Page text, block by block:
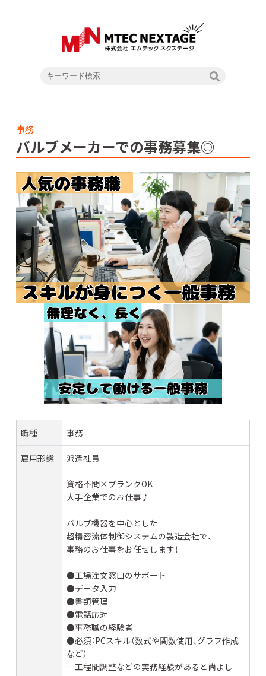
事務
バルブメーカーでの事務募集◎
職種 事務
雇用形態 派遣社員
資格不問×ブランクOK
大手企業でのお仕事♪
バルブ機器を中心とした
超精密流体制御システムの製造会社で、
事務のお仕事をお任せします！
●工場注文窓口のサポート
●データ入力
●書類管理
●電話応対
●事務職の経験者
●必須：PCスキル（数式や関数使用、グラフ作成
など）
…工程間調整などの実務経験があると尚よし